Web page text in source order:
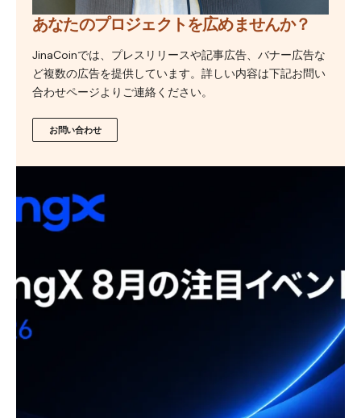
あなたのプロジェクトを広めませんか？
JinaCoinでは、プレスリリースや記事広告、バナー広告な
ど複数の広告を提供しています。詳しい内容は下記お問い
合わせページよりご連絡ください。
お問い合わせ